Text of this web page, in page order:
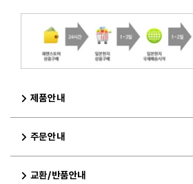
제품안내
주문안내
교환/반품안내